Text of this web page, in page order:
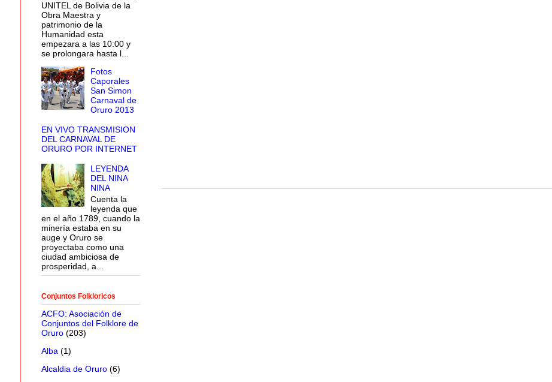
UNITEL de Bolivia de la
Obra Maestra y
patrimonio de la
Humanidad esta
empezara a las 10:00 y
se prolongara hasta l...
Fotos
Caporales
San Simon
Carnaval de
Oruro 2013
EN VIVO TRANSMISION
DEL CARNAVAL DE
ORURO POR INTERNET
LEYENDA
DEL NINA
NINA
Cuenta la
leyenda que
en el año 1789, cuando la
minería estaba en su
auge y Oruro se
proyectaba como una
ciudad ambiciosa de
prosperidad, a...
Conjuntos Folkloricos
ACFO: Asociación de
Conjuntos del Folklore de
Oruro (203)
Alba (1)
Alcaldia de Oruro (6)